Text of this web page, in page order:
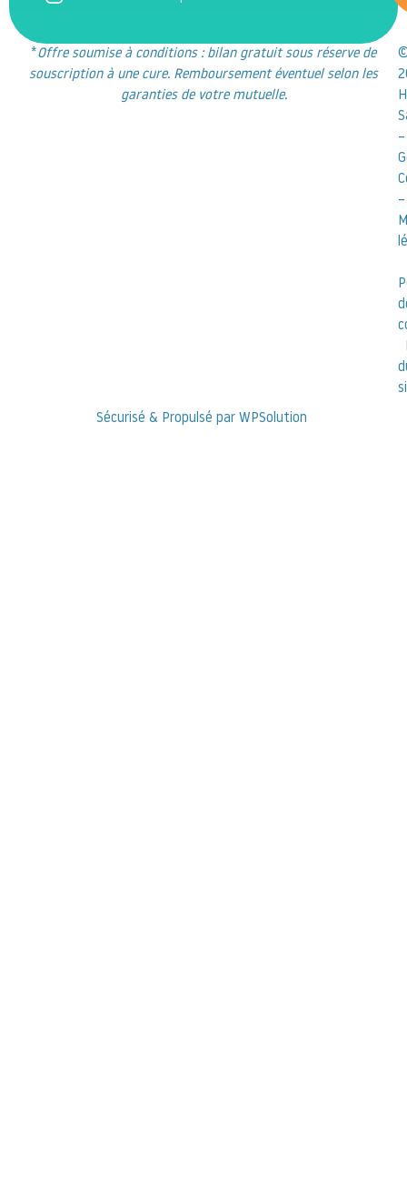
*Offre soumise à conditions : bilan gratuit sous réserve de
souscription à une cure. Remboursement éventuel selon les
garanties de votre mutuelle.
–
–
Sécurisé & Propulsé par WPSolution